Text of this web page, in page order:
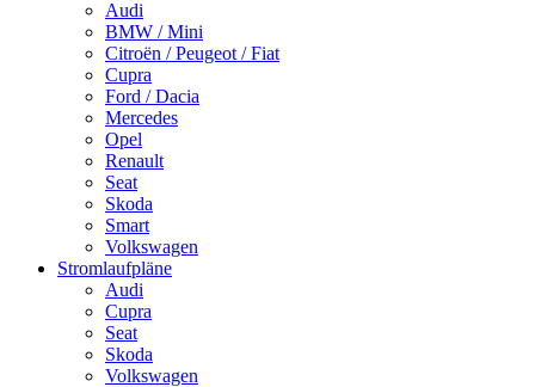
Audi
BMW / Mini
Citroën / Peugeot / Fiat
Cupra
Ford / Dacia
Mercedes
Opel
Renault
Seat
Skoda
Smart
Volkswagen
Stromlaufpläne
Audi
Cupra
Seat
Skoda
Volkswagen